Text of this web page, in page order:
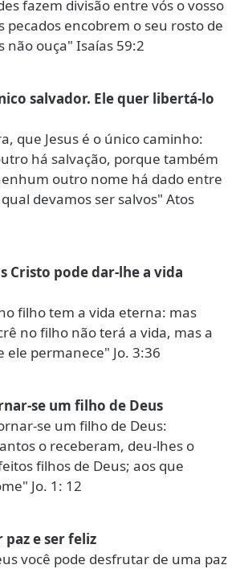
fazem divisão entre vós o vosso
pecados encobrem o seu rosto de
não ouça" Isaías 59:2
salvador. Ele quer libertá-lo
que Jesus é o único caminho:
há salvação, porque também
outro nome há dado entre
devamos ser salvos" Atos
Cristo pode dar-lhe a vida
filho tem a vida eterna: mas
no filho não terá a vida, mas a
ele permanece" Jo. 3:36
se um filho de Deus
se um filho de Deus:
o receberam, deu-lhes o
filhos de Deus; aos que
Jo. 1: 12
paz e ser feliz
você pode desfrutar de uma paz